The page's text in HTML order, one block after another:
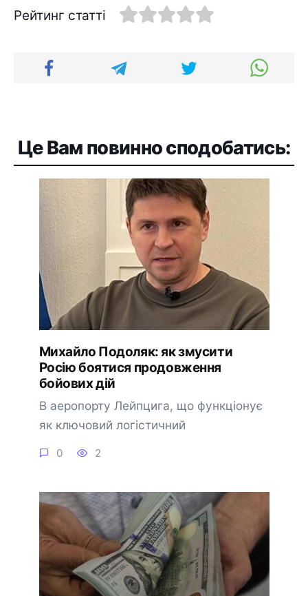
Рейтинг статті
Це Вам повинно сподобатись:
Михайло Подоляк: як змусити
Росію боятися продовження
бойових дій
В аеропорту Лейпцига, що функціонує
як ключовий логістичний
0 2